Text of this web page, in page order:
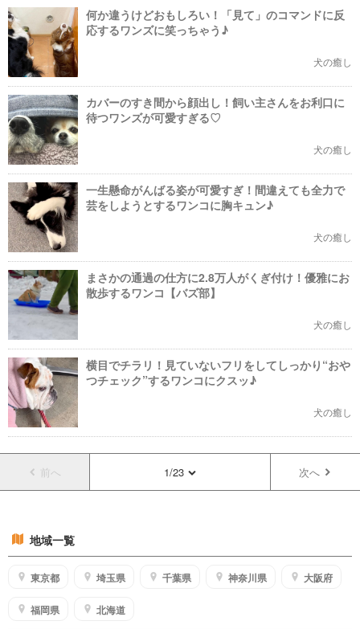
何か違うけどおもしろい！「見て」のコマンドに反
応するワンズに笑っちゃう♪
犬の癒し
カバーのすき間から顔出し！飼い主さんをお利口に
待つワンズが可愛すぎる♡
犬の癒し
一生懸命がんばる姿が可愛すぎ！間違えても全力で
芸をしようとするワンコに胸キュン♪
犬の癒し
まさかの通過の仕方に2.8万人がくぎ付け！優雅にお
散歩するワンコ【バズ部】
犬の癒し
横目でチラリ！見ていないフリをしてしっかり“おや
つチェック”するワンコにクスッ♪
犬の癒し
前へ 1/23 次へ
地域一覧
東京都 埼玉県 千葉県 神奈川県 大阪府
福岡県 北海道